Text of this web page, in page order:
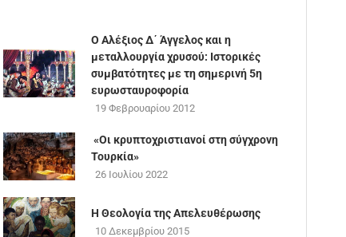
Ο Αλέξιος Δ΄ Άγγελος και η
μεταλλουργία χρυσού: Ιστορικές
συμβατότητες με τη σημερινή 5η
ευρωσταυροφορία
19 Φεβρουαρίου 2012
«Οι κρυπτοχριστιανοί στη σύγχρονη
Τουρκία»
26 Ιουλίου 2022
Η Θεολογία της Απελευθέρωσης
10 Δεκεμβρίου 2015